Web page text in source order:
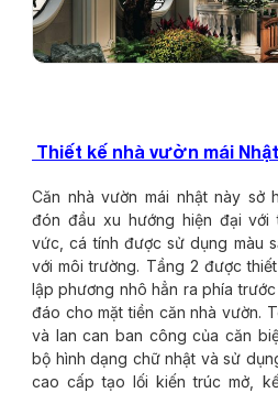
Thiết kế nhà vườn mái
Căn nhà vườn mái nhật này sở
đón đầu xu hướng hiện đại với
vức, cá tính được sử dụng màu
với môi trường. Tầng 2 được
lập phương nhô hẳn ra phía
đáo cho mặt tiền căn nhà vườn.
và lan can ban công của căn
bộ hình dạng chữ nhật và sử
cao cấp tạo lối kiến trúc mở,